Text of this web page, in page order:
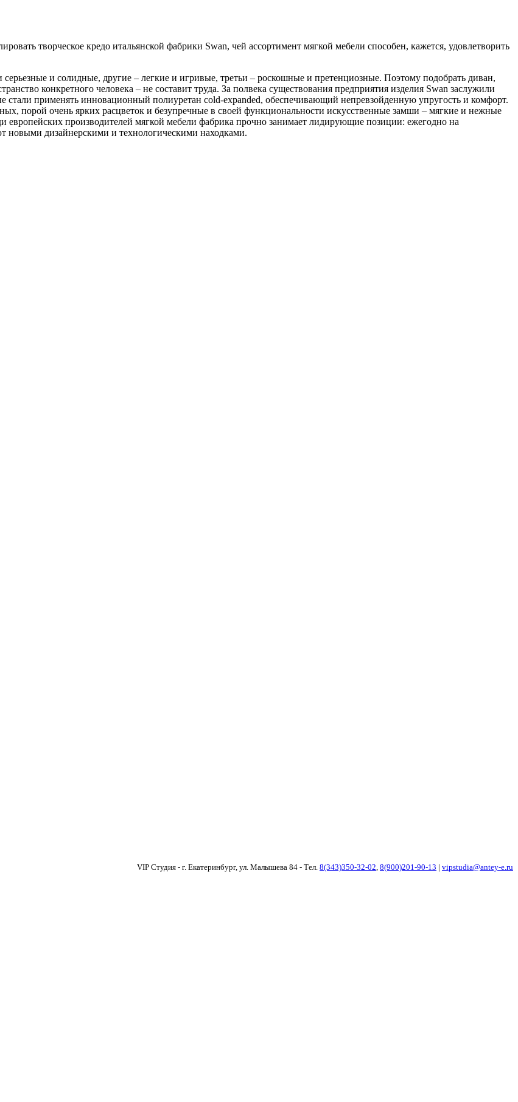
творческое кредо итальянской фабрики Swan, чей ассортимент мягкой мебели способен, кажется, удовлетворить
и солидные, другие – легкие и игривые, третьи – роскошные и претенциозные. Поэтому подобрать диван,
конкретного человека – не составит труда. За полвека существования предприятия изделия Swan заслужили
стали применять инновационный полиуретан cold-expanded, обеспечивающий непревзойденную упругость и комфорт.
порой очень ярких расцветок и безупречные в своей функциональности искусственные замши – мягкие и нежные
европейских производителей мягкой мебели фабрика прочно занимает лидирующие позиции: ежегодно на
новыми дизайнерскими и технологическими находками.
VIP Студия - г. Екатеринбург, ул. Малышева 84 - Тел. 8(343)350-32-02, 8(900)201-90-13 | vipstudia@antey-e.ru